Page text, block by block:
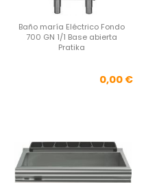
Baño maría Eléctrico Fondo
700 GN 1/1 Base abierta
Pratika
Precio
0,00 €